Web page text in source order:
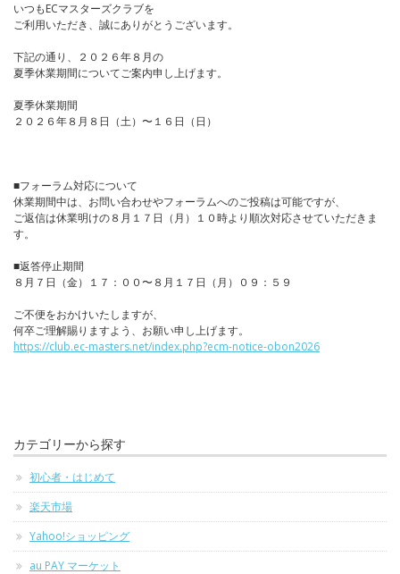
いつもECマスターズクラブを
ご利用いただき、誠にありがとうございます。
下記の通り、２０２６年８月の
夏季休業期間についてご案内申し上げます。
夏季休業期間
２０２６年８月８日（土）〜１６日（日）
■フォーラム対応について
休業期間中は、お問い合わせやフォーラムへのご投稿は可能ですが、
ご返信は休業明けの８月１７日（月）１０時より順次対応させていただきま
す。
■返答停止期間
８月７日（金）１７：００〜８月１７日（月）０９：５９
ご不便をおかけいたしますが、
何卒ご理解賜りますよう、お願い申し上げます。
https://club.ec-masters.net/index.php?ecm-notice-obon2026
カテゴリーから探す
初心者・はじめて
楽天市場
Yahoo!ショッピング
au PAY マーケット